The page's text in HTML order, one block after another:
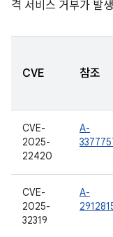
격 서비스 거부가 발
CVE 참조
CVE-
2025-
22420
A-
CVE-
2025-
32319
A-